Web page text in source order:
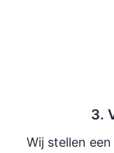
3.
Wij stellen